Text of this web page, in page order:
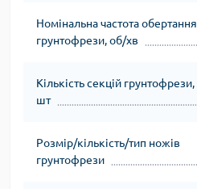
Номінальна частота обертання
грунтофрези, об/хв
Кількість секцій грунтофрези,
шт
Розмір/кількість/тип ножів
грунтофрези